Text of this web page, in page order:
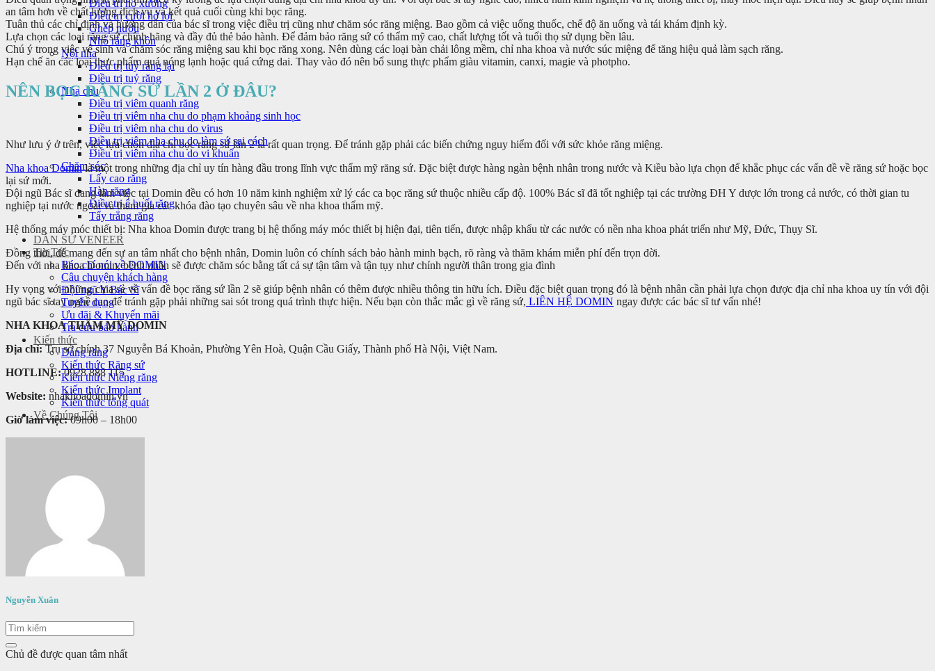
Điều trị hô xương
Điều trị cười hở lợi
Ghép nướu
Nhổ răng khôn
Nội nha
Điều trị tuỷ răng lại
Điều trị tuỷ răng
Nha chu
Điều trị viêm quanh răng
Điều trị viêm nha chu do phạm khoảng sinh học
Điều trị viêm nha chu do virus
Điều trị viêm nha chu do làm sứ sai cách
Điều trị viêm nha chu do vi khuẩn
Chăm sóc
Lấy cao răng
Hàn răng
Điều trị ê buốt răng
Tẩy trắng răng
DÁN SỨ VENEER
Tin Tức
Báo chí nói về DOMIN
Câu chuyện khách hàng
Đội ngũ Y Bác Sĩ
Tuyển dụng
Ưu đãi & Khuyến mãi
Tra cứu bảo hành
Kiến thức
Dáng răng
Kiến thức Răng sứ
Kiến thức Niềng răng
Kiến thức Implant
Kiến thức tổng quát
Về Chúng Tôi
an tâm hơn về chất lượng dịch vụ và kết quả cuối cùng khi bọc răng.
Tuân thủ các chỉ định và hướng dẫn của bác sĩ trong việc điều trị cũng như chăm sóc răng miệng. Bao gồm cả việc uống thuốc, chế độ ăn uống và tái khám định kỳ.
Lựa chọn các loại răng sứ chính hãng và đầy đủ thẻ bảo hành. Để đảm bảo răng sứ có thẩm mỹ cao, chất lượng tốt và tuổi thọ sử dụng bền lâu.
Chú ý trong việc vệ sinh và chăm sóc răng miệng sau khi bọc răng xong. Nên dùng các loại bàn chải lông mềm, chỉ nha khoa và nước súc miệng để tăng hiệu quả làm sạch răng.
Hạn chế ăn các loại thực phẩm quá nóng lạnh hoặc quá cứng dai. Thay vào đó nên bổ sung thực phẩm giàu vitamin, canxi, magie và photpho.
NÊN BỌC RĂNG SỨ LẦN 2 Ở ĐÂU?
Như lưu ý ở trên, việc lựa chọn địa chỉ bọc răng sứ lần 2 là rất quan trọng. Để tránh gặp phải các biến chứng nguy hiểm đối với sức khỏe răng miệng.
Nha khoa Dominlà một trong những địa chỉ uy tín hàng đầu trong lĩnh vực thẩm mỹ răng sứ. Đặc biệt được hàng ngàn bệnh nhân trong nước và Kiều bào lựa chọn để khắc phục các vấn đề về răng sứ hoặc bọc
lại sứ mới.
Đội ngũ Bác sĩ đang làm việc tại Domin đều có hơn 10 năm kinh nghiệm xử lý các ca bọc răng sứ thuộc nhiều cấp độ. 100% Bác sĩ đã tốt nghiệp tại các trường ĐH Y dược lớn trong cả nước, có thời gian tu
nghiệp tại nước ngoài và tham gia các khóa đào tạo chuyên sâu về nha khoa thẩm mỹ.
Hệ thống máy móc thiết bị: Nha khoa Domin được trang bị hệ thống máy móc thiết bị hiện đại, tiên tiến, được nhập khẩu từ các nước có nền nha khoa phát triển như Mỹ, Đức, Thụy Sĩ.
Đồng thời, để mang đến sự an tâm nhất cho bệnh nhân, Domin luôn có chính sách bảo hành minh bạch, rõ ràng và thăm khám miễn phí đến trọn đời.
Đến với nha khoa Domin, bệnh nhân sẽ được chăm sóc bằng tất cả sự tận tâm và tận tụy như chính người thân trong gia đình
Hy vọng với những chia sẻ về vấn đề bọc răng sứ lần 2 sẽ giúp bệnh nhân có thêm được nhiều thông tin hữu ích. Điều đặc biệt quan trọng đó là bệnh nhân cần phải lựa chọn được địa chỉ nha khoa uy tín với đội
ngũ bác sĩ tay nghề cao để tránh gặp phải những sai sót trong quá trình thực hiện. Nếu bạn còn thắc mắc gì về răng sứ, LIÊN HỆ DOMIN ngay được các bác sĩ tư vấn nhé!
NHA KHOA THẨM MỸ DOMIN
Địa chỉ:Trụ sở chính 37 Nguyễn Bá Khoản, Phường Yên Hoà, Quận Cầu Giấy, Thành phố Hà Nội, Việt Nam.
HOTLINE:0928 888 115
Website: nhakhoadomin.vn
Giờ làm việc:09h00 – 18h00
Nguyễn Xuân
Chủ đề được quan tâm nhất